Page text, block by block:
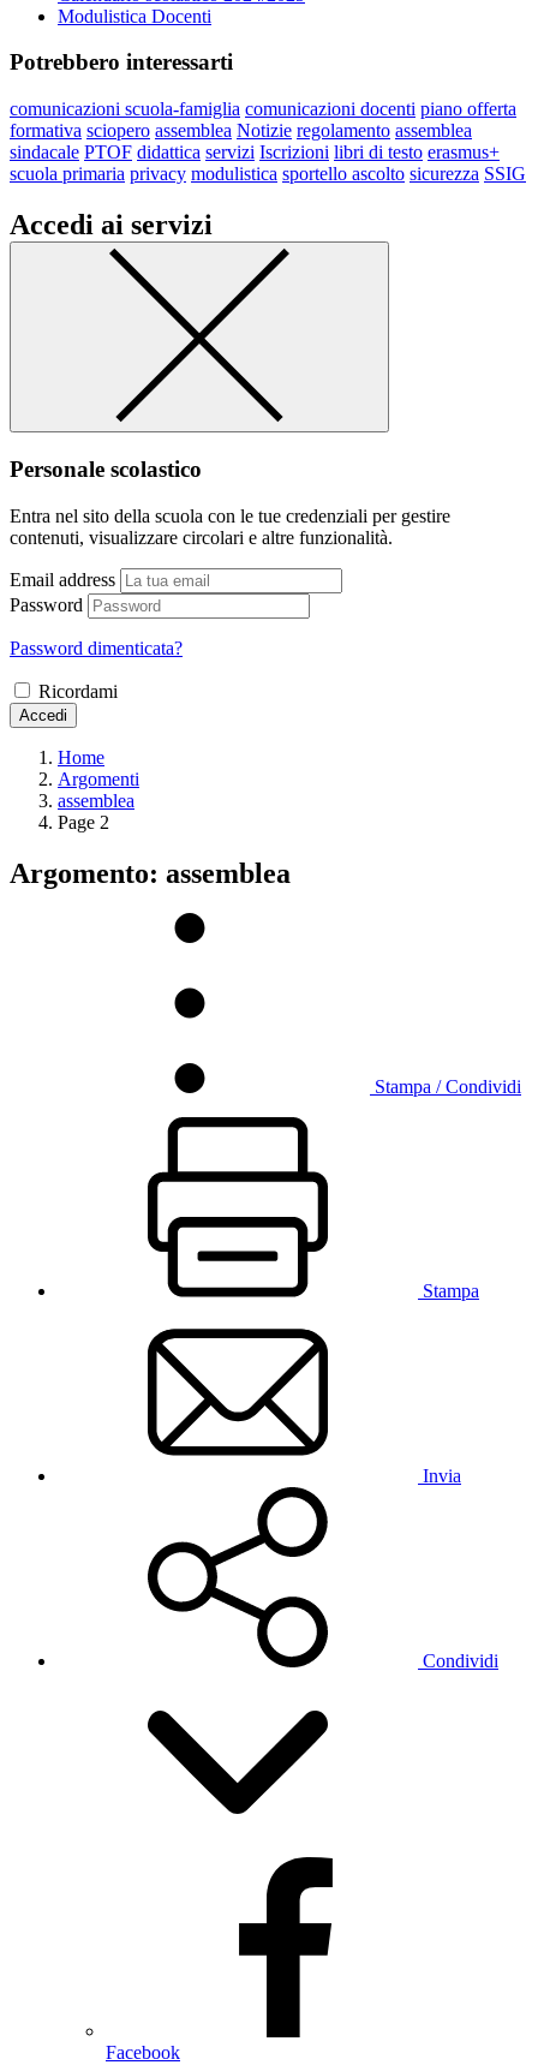
Modulistica Docenti
Potrebbero interessarti
comunicazioni scuola-famiglia comunicazioni docenti piano offerta
formativa sciopero assemblea Notizie regolamento assemblea
sindacale PTOF didattica servizi Iscrizioni libri di testo erasmus+
scuola primaria privacy modulistica sportello ascolto sicurezza SSIG
Accedi ai servizi
Personale scolastico
Entra nel sito della scuola con le tue credenziali per gestire
contenuti, visualizzare circolari e altre funzionalità.
Email address
Password
Password dimenticata?
Ricordami
Accedi
Home
Argomenti
assemblea
Page 2
Argomento: assemblea
Stampa / Condividi
Stampa
Invia
Condividi
Facebook